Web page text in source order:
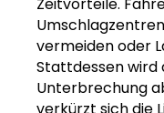
Zeitvorteile.
vermeiden oder
Stattdessen
Unterbrechung